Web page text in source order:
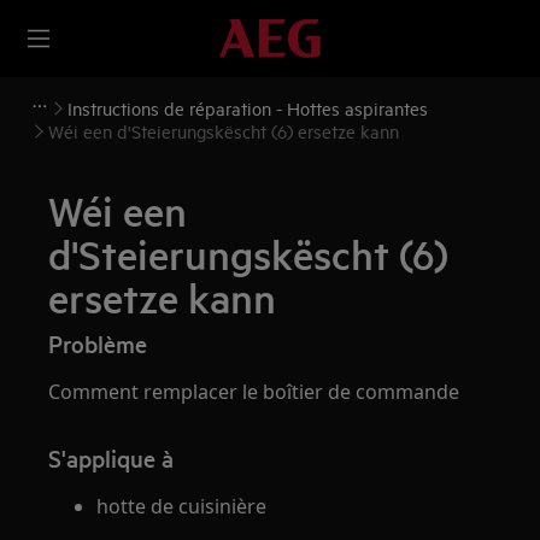
Instructions de réparation - Hottes aspirantes
Wéi een d'Steierungskëscht (6) ersetze kann
Wéi een
d'Steierungskëscht (6)
ersetze kann
Problème
Comment remplacer le boîtier de commande
S'applique à
hotte de cuisinière